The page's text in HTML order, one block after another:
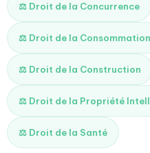
⚖️ Droit de la Concurrence
⚖️ Droit de la Consommation
⚖️ Droit de la Construction
⚖️ Droit de la Propriété
⚖️ Droit de la Santé